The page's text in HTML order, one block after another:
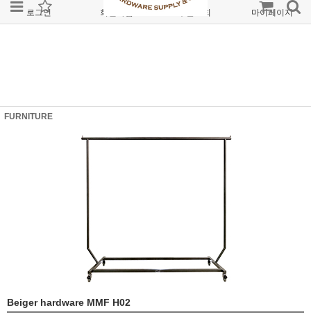
로그인 회원가입 주문조회 마이페이지
FURNITURE
Beiger hardware MMF H02